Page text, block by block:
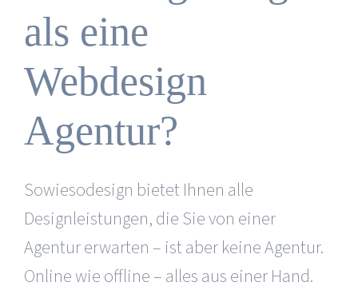
als eine
Webdesign
Agentur?
Sowiesodesign bietet Ihnen alle
Designleistungen, die Sie von einer
Agentur erwarten – ist aber keine Agentur.
Online wie offline – alles aus einer Hand.